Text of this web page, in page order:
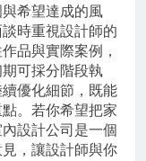
希望達成的風
時重視設計師的
品與實際案例，
可採分階段執
優化細節，既能
。若你希望把家
設計公司是一個
，讓設計師與你